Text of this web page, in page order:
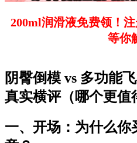
200ml润滑液免费领！
等你
阴臀倒模 vs 多功能
真实横评（哪个更值
一、开场：为什么你